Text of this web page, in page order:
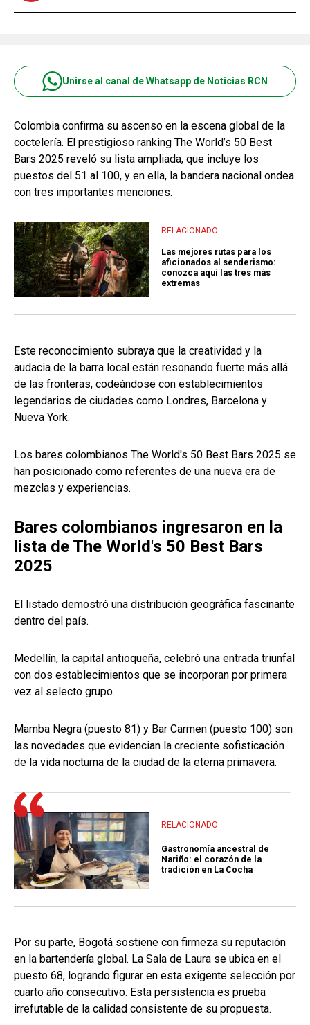
Unirse al canal de Whatsapp de Noticias RCN
Colombia confirma su ascenso en la escena global de la
coctelería. El prestigioso ranking The World’s 50 Best
Bars 2025 reveló su lista ampliada, que incluye los
puestos del 51 al 100, y en ella, la bandera nacional ondea
con tres importantes menciones.
RELACIONADO
Las mejores rutas para los
aficionados al senderismo:
conozca aquí las tres más
extremas
Este reconocimiento subraya que la creatividad y la
audacia de la barra local están resonando fuerte más allá
de las fronteras, codeándose con establecimientos
legendarios de ciudades como Londres, Barcelona y
Nueva York.
Los bares colombianos The World's 50 Best Bars 2025 se
han posicionado como referentes de una nueva era de
mezclas y experiencias.
Bares colombianos ingresaron en la
lista de The World's 50 Best Bars
2025
El listado demostró una distribución geográfica fascinante
dentro del país.
Medellín, la capital antioqueña, celebró una entrada triunfal
con dos establecimientos que se incorporan por primera
vez al selecto grupo.
Mamba Negra (puesto 81) y Bar Carmen (puesto 100) son
las novedades que evidencian la creciente sofisticación
de la vida nocturna de la ciudad de la eterna primavera.
RELACIONADO
Gastronomía ancestral de
Nariño: el corazón de la
tradición en La Cocha
Por su parte, Bogotá sostiene con firmeza su reputación
en la bartendería global. La Sala de Laura se ubica en el
puesto 68, logrando figurar en esta exigente selección por
cuarto año consecutivo. Esta persistencia es prueba
irrefutable de la calidad consistente de su propuesta.